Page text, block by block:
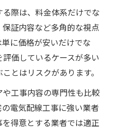
際は、料金体系だけでな
証内容など多角的な視点
に価格が安いだけでな
価しているケースが多い
とはリスクがあります。
工事内容の専門性も比較
電気配線工事に強い業者
得意とする業者では適正